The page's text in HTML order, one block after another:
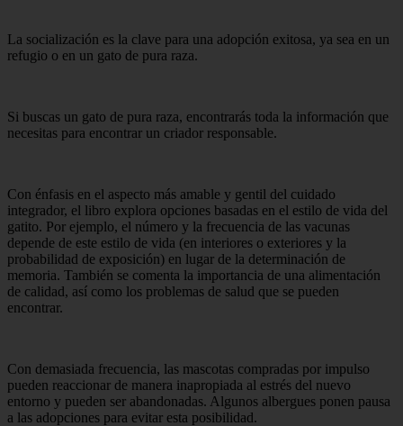
La socialización es la clave para una adopción exitosa, ya sea en un
refugio o en un gato de pura raza.
Si buscas un gato de pura raza, encontrarás toda la información que
necesitas para encontrar un criador responsable.
Con énfasis en el aspecto más amable y gentil del cuidado
integrador, el libro explora opciones basadas en el estilo de vida del
gatito. Por ejemplo, el número y la frecuencia de las vacunas
depende de este estilo de vida (en interiores o exteriores y la
probabilidad de exposición) en lugar de la determinación de
memoria. También se comenta la importancia de una alimentación
de calidad, así como los problemas de salud que se pueden
encontrar.
Con demasiada frecuencia, las mascotas compradas por impulso
pueden reaccionar de manera inapropiada al estrés del nuevo
entorno y pueden ser abandonadas. Algunos albergues ponen pausa
a las adopciones para evitar esta posibilidad.